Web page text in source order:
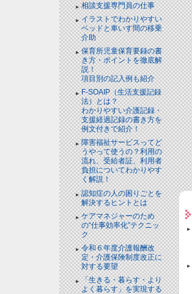
相談支援専門員の仕事
イラストでわかりやすい
ベッドと⾞いす間の移乗
介助
保育所児童保育要録の書
き方・ポイントを徹底解
説！
項目別の記入例も紹介
F-SOAIP（生活支援記録
法）とは？
わかりやすい介護記録・
支援経過記録の書き方を
例文付きで紹介！
障害福祉サービスってど
うやって使うの？利用の
流れ、受給者証、利用者
負担についてわかりやす
く解説！
認知症の人の困りごとを
解決するヒントとは
ケアマネジャーのため
の“仕事効率化”テクニッ
ク
令和６年度介護報酬改
定・介護保険制度改正に
対する要望
「生きる・暮らす・より
よく暮らす」を実現する